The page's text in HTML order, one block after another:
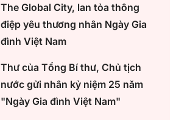
The Global City, lan tỏa thông
điệp yêu thương nhân Ngày Gia
đình Việt Nam
Thư của Tổng Bí thư, Chủ tịch
nước gửi nhân kỷ niệm 25 năm
"Ngày Gia đình Việt Nam"